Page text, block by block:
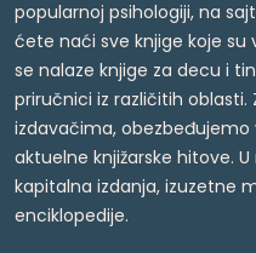
popularnoj psihologiji, na
ćete naći sve knjige koje su
se nalaze knjige za decu i
priručnici iz različitih
izdavačima, obezbeđujemo
aktuelne knjižarske hitove.
kapitalna izdanja, izuzetne
enciklopedije.